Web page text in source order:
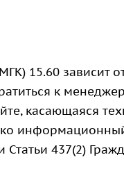
15.60 зависит
к
касающаяся
437(2)